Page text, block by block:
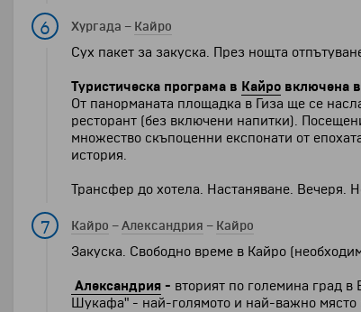
6 Хургада – Кайро
Сух пакет за закуска. През нощта
Туристическа програма в Кайро включена
От панорманата площадка в Гиза ще се
ресторант (без включени напитки).
множество скъпоценни експонати от
история.
Трансфер до хотела. Настаняване. Вечеря.
7 Кайро –Александрия – Кайро
Закуска. Свободно време в Кайро
Александрия - вторият по големина град
Шукафа" - най-голямото и най-важно място